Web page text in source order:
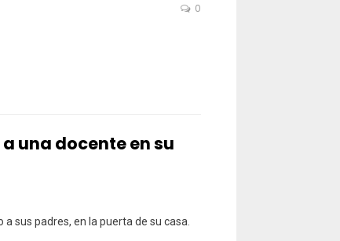
0
una docente en su
sus padres, en la puerta de su casa.